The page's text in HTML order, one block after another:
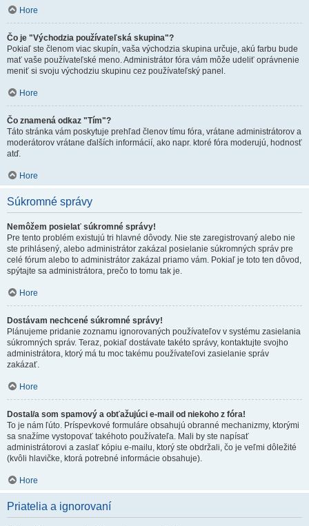
Hore
Čo je "Východzia používateľská skupina"?
Pokiaľ ste členom viac skupín, vaša východzia skupina určuje, akú farbu bude
mať vaše používateľské meno. Administrátor fóra vám môže udeliť oprávnenie
meniť si svoju východziu skupinu cez používateľský panel.
Hore
Čo znamená odkaz "Tím"?
Táto stránka vám poskytuje prehľad členov tímu fóra, vrátane administrátorov a
moderátorov vrátane ďalších informácií, ako napr. ktoré fóra moderujú, hodnosť
atď.
Hore
Súkromné správy
Nemôžem posielať súkromné správy!
Pre tento problém existujú tri hlavné dôvody. Nie ste zaregistrovaný alebo nie
ste prihlásený, alebo administrátor zakázal posielanie súkromných správ pre
celé fórum alebo to administrátor zakázal priamo vám. Pokiaľ je toto ten dôvod,
spýtajte sa administrátora, prečo to tomu tak je.
Hore
Dostávam nechcené súkromné správy!
Plánujeme pridanie zoznamu ignorovaných používateľov v systému zasielania
súkromných správ. Teraz, pokiaľ dostávate takéto správy, kontaktujte svojho
administrátora, ktorý má tu moc takému používateľovi zasielanie správ
zakázať.
Hore
Dostal/a som spamový a obťažujúci e-mail od niekoho z fóra!
To je nám ľúto. Príspevkové formuláre obsahujú obranné mechanizmy, ktorými
sa snažíme vystopovať takéhoto používateľa. Mali by ste napísať
administrátorovi a zaslať kópiu e-mailu, ktorý ste obdržali, čo je veľmi dôležité
(kvôli hlavičke, ktorá potrebné informácie obsahuje).
Hore
Priatelia a ignorovaní